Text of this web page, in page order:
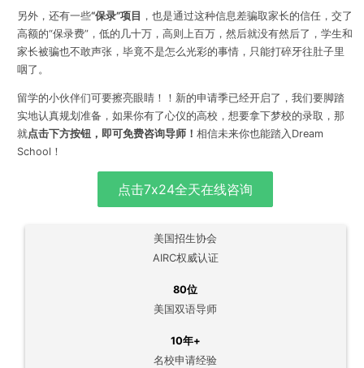
另外，还有一些“保录”项目 ，也是通过这种信息差骗取家长的信任，交了
高额的“保录费”，低的几十万，高则上百万，然后就没有然后了，学生和
家长被骗也不敢声张，毕竟不是怎么光彩的事情，只能打碎牙往肚子里
咽了。
留学的小伙伴们可要擦亮眼睛！！新的申请季已经开启了，我们要脚踏
实地认真规划准备， 如果你有了心仪的高校，想要拿下梦校的录取，那
就点击下方按钮，即可免费咨询导师！ 相信未来你也能踏入Dream
School！
点击7x24全天在线咨询
美国招生协会
AIRC权威认证
80位
美国双语导师
10年+
名校申请经验